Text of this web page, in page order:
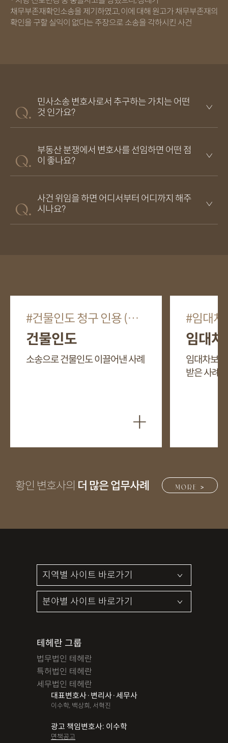
채무부존재확인소송을 제기하였고, 이에 대해 원고가 채무부존재의
확인을 구할 실익이 없다는 주장으로 소송을 각하시킨 사건
민사소송 변호사로서 추구하는 가치는 어떤
것 인가요?
부동산 분쟁에서 변호사를 선임하면 어떤 점
이 좋나요?
사건 위임을 하면 어디서부터 어디까지 해주
시나요?
건물인도 청구 인용 (동시이행) 및 소송비용 피고 부담
건물인도
소송으로 건물인도 이끌어낸 사례
+
임대차보증금 1억 8천
임대차
임대차보
받은 사례
황인 변호사의 더 많은 업무사례 MORE >
테헤란 그룹
법무법인 테헤란
특허법인 테헤란
세무법인 테헤란
대표변호사·변리사·세무사
이수학, 백상희, 서혁진
광고 책임변호사: 이수학
면책공고